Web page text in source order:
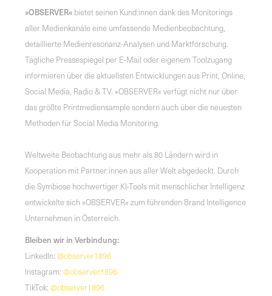
»OBSERVER« bietet seinen Kund:innen dank des Monitorings
aller Medienkanäle eine umfassende Medienbeobachtung,
detaillierte Medienresonanz-Analysen und Marktforschung.
Tägliche Pressespiegel per E-Mail oder eigenem Toolzugang
informieren über die aktuellsten Entwicklungen aus Print, Online,
Social Media, Radio & TV. »OBSERVER« verfügt nicht nur über
das größte Printmediensample sondern auch über die neuesten
Methoden für Social Media Monitoring.
Weltweite Beobachtung aus mehr als 80 Ländern wird in
Kooperation mit Partner:innen aus aller Welt abgedeckt. Durch
die Symbiose hochwertiger KI-Tools mit menschlicher Intelligenz
entwickelte sich »OBSERVER« zum führenden Brand Intelligence
Unternehmen in Österreich.
Bleiben wir in Verbindung:
LinkedIn: @observer1896
Instagram: @observer1896
TikTok: @observer1896